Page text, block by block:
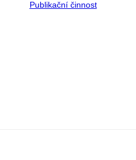
Publikační činnost